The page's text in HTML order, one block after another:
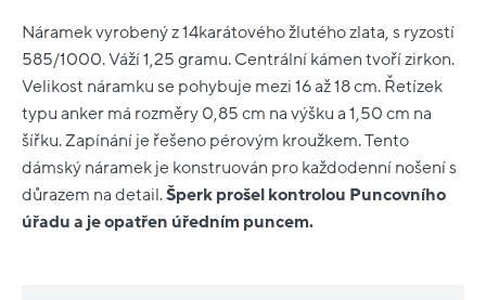
Náramek vyrobený z 14karátového žlutého zlata, s ryzostí
585/1000. Váží 1,25 gramu. Centrální kámen tvoří zirkon.
Velikost náramku se pohybuje mezi 16 až 18 cm. Řetízek
typu anker má rozměry 0,85 cm na výšku a 1,50 cm na
šířku. Zapínání je řešeno pérovým kroužkem. Tento
dámský náramek je konstruován pro každodenní nošení s
důrazem na detail.Šperk prošel kontrolou Puncovního
úřadu a je opatřen úředním puncem.